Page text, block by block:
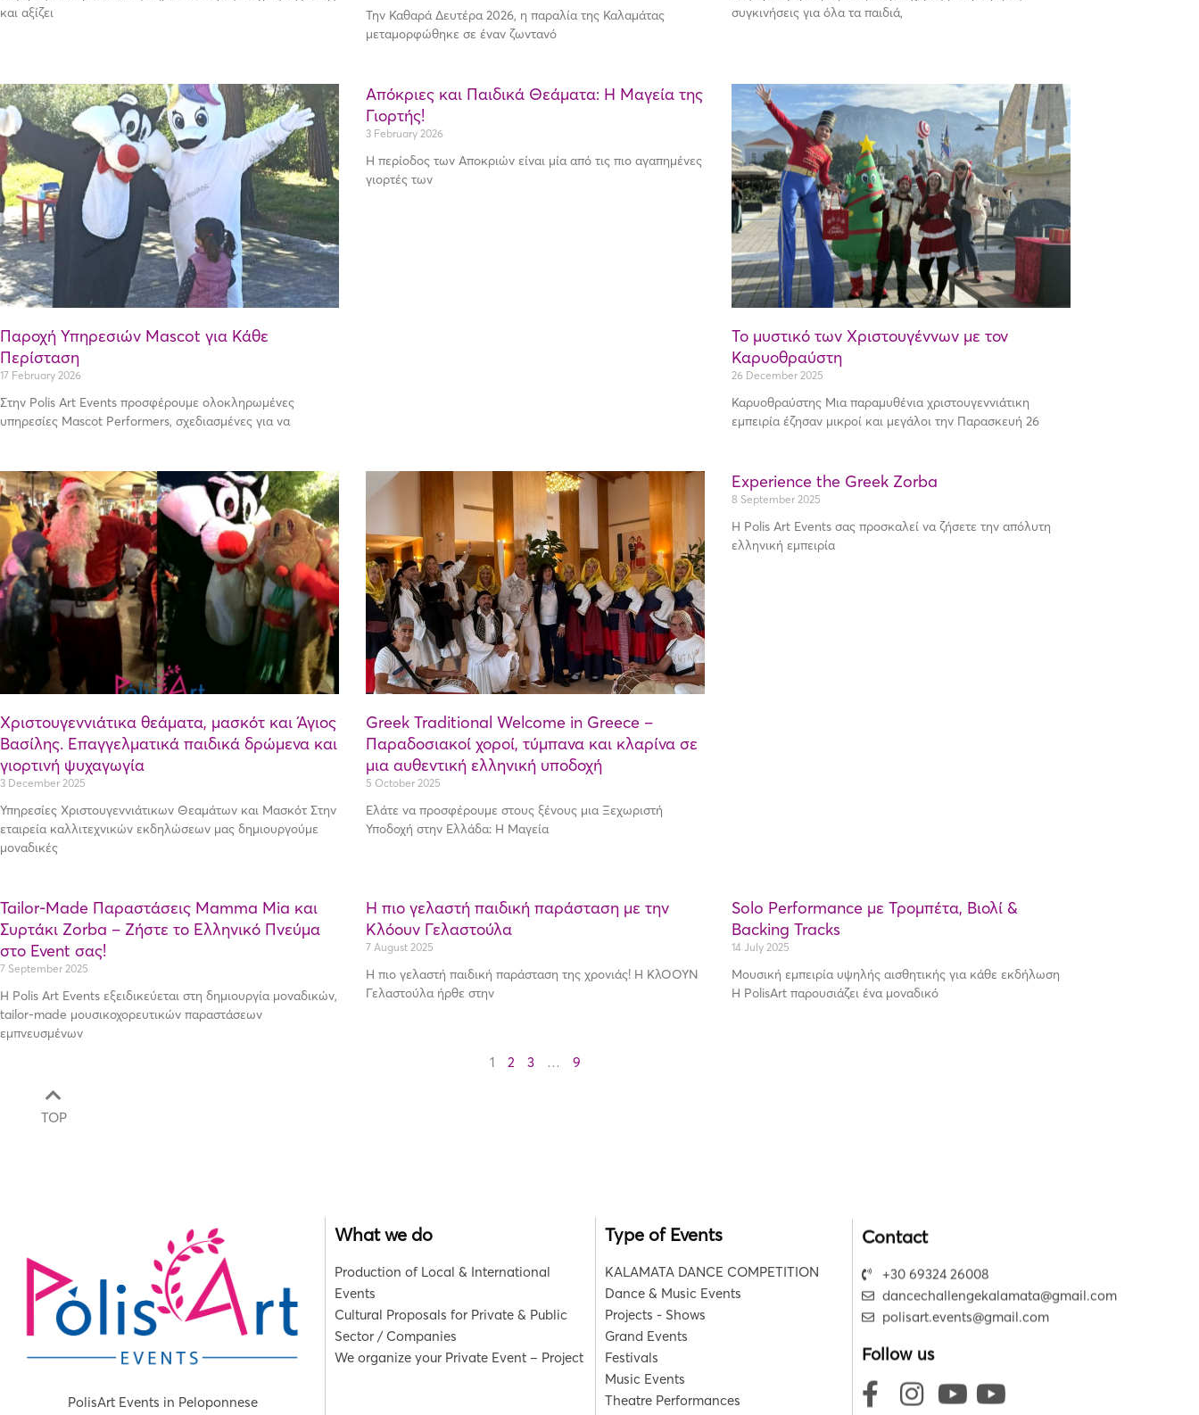
και αξίζει
Την Καθαρά Δευτέρα 2026, η παραλία της Καλαμάτας
μεταμορφώθηκε σε έναν ζωντανό
συγκινήσεις για όλα τα παιδιά,
Παροχή Υπηρεσιών Mascot για Κάθε
Περίσταση
17 February 2026
Στην Polis Art Events προσφέρουμε ολοκληρωμένες
υπηρεσίες Mascot Performers, σχεδιασμένες για να
Απόκριες και Παιδικά Θεάματα: Η Μαγεία της
Γιορτής!
3 February 2026
Η περίοδος των Αποκριών είναι μία από τις πιο αγαπημένες
γιορτές των
Το μυστικό των Χριστουγέννων με τον
Καρυοθραύστη
26 December 2025
Καρυοθραύστης Μια παραμυθένια χριστουγεννιάτικη
εμπειρία έζησαν μικροί και μεγάλοι την Παρασκευή 26
Χριστουγεννιάτικα θεάματα, μασκότ και Άγιος
Βασίλης. Επαγγελματικά παιδικά δρώμενα και
γιορτινή ψυχαγωγία
3 December 2025
Υπηρεσίες Χριστουγεννιάτικων Θεαμάτων και Μασκότ Στην
εταιρεία καλλιτεχνικών εκδηλώσεων μας δημιουργούμε
μοναδικές
Greek Traditional Welcome in Greece –
Παραδοσιακοί χοροί, τύμπανα και κλαρίνα σε
μια αυθεντική ελληνική υποδοχή
5 October 2025
Ελάτε να προσφέρουμε στους ξένους μια Ξεχωριστή
Υποδοχή στην Ελλάδα: Η Μαγεία
Experience the Greek Zorba
8 September 2025
Η Polis Art Events σας προσκαλεί να ζήσετε την απόλυτη
ελληνική εμπειρία
Tailor-Made Παραστάσεις Mamma Mia και
Συρτάκι Zorba – Ζήστε το Ελληνικό Πνεύμα
στο Event σας!
7 September 2025
Η Polis Art Events εξειδικεύεται στη δημιουργία μοναδικών,
tailor-made μουσικοχορευτικών παραστάσεων
εμπνευσμένων
Η πιο γελαστή παιδική παράσταση με την
Κλόουν Γελαστούλα
7 August 2025
Η πιο γελαστή παιδική παράσταση της χρονιάς! Η ΚλΟΟΥΝ
Γελαστούλα ήρθε στην
Solo Performance με Τρομπέτα, Βιολί &
Backing Tracks
14 July 2025
Μουσική εμπειρία υψηλής αισθητικής για κάθε εκδήλωση
Η PolisArt παρουσιάζει ένα μοναδικό
1 2 3 … 9
TOP
PolisArt Events in Peloponnese
What we do
Production of Local & International
Events
Cultural Proposals for Private & Public
Sector / Companies
We organize your Private Event – Project
Type of Events
KALAMATA DANCE COMPETITION
Dance & Music Events
Projects - Shows
Grand Events
Festivals
Music Events
Theatre Performances
Contact
+30 69324 26008
dancechallengekalamata@gmail.com
polisart.events@gmail.com
Follow us